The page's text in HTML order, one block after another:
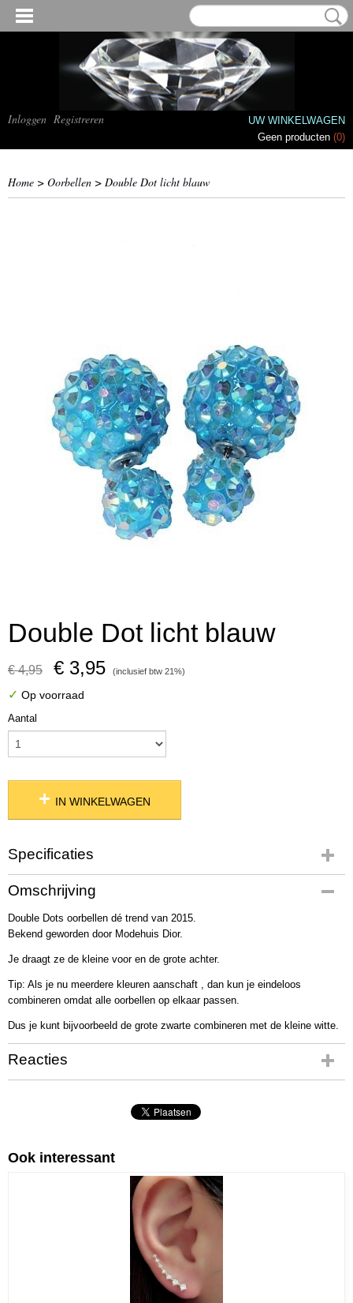
Inloggen Registreren
UW WINKELWAGEN
Geen producten (0)
Home > Oorbellen > Double Dot licht blauw
Double Dot licht blauw
€ 4,95 € 3,95 (inclusief btw 21%)
✓ Op voorraad
Aantal
IN WINKELWAGEN
Specificaties
Productcode
06289
Netto gewicht
7,00 g
Bruto gewicht
22,00 g
Omschrijving
Double Dots oorbellen dé trend van 2015.
Bekend geworden door Modehuis Dior.
Je draagt ze de kleine voor en de grote achter.
Tip: Als je nu meerdere kleuren aanschaft , dan kun je eindeloos
combineren omdat alle oorbellen op elkaar passen.
Dus je kunt bijvoorbeeld de grote zwarte combineren met de kleine witte.
Reacties
Ook interessant